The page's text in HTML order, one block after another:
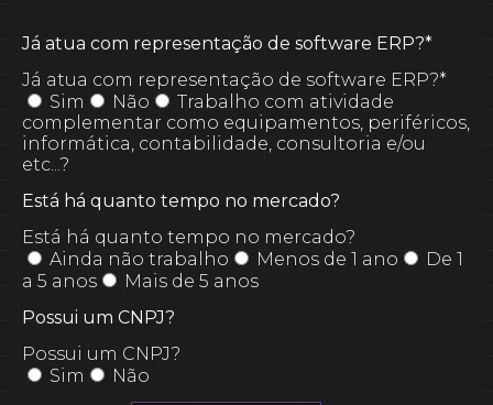
Já atua com representação de software ERP?*
Já atua com representação de software ERP?*
Sim
Não
Trabalho com atividade
complementar como equipamentos, periféricos,
informática, contabilidade, consultoria e/ou
etc...?
Está há quanto tempo no mercado?
Está há quanto tempo no mercado?
Ainda não trabalho
Menos de 1 ano
De 1
a 5 anos
Mais de 5 anos
Possui um CNPJ?
Possui um CNPJ?
Sim
Não